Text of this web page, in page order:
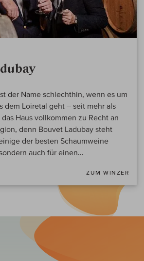
der Name schlechthin, wenn es um
dem Loiretal geht – seit mehr als
Haus vollkommen zu Recht an
denn Bouvet Ladubay steht
der besten Schaumweine
auch für einen...
ZUM WINZER